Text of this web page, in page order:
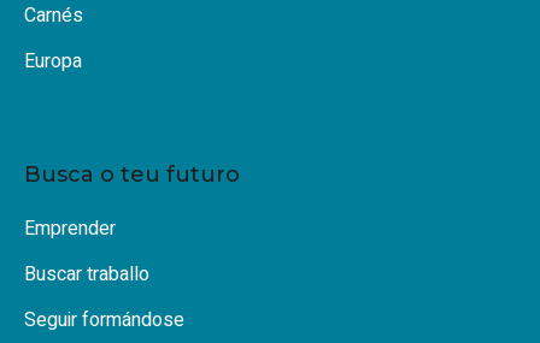
Carnés
Europa
Busca o teu futuro
Emprender
Buscar traballo
Seguir formándose